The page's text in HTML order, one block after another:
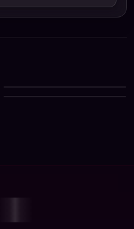
Download 05 August 2026 Zip